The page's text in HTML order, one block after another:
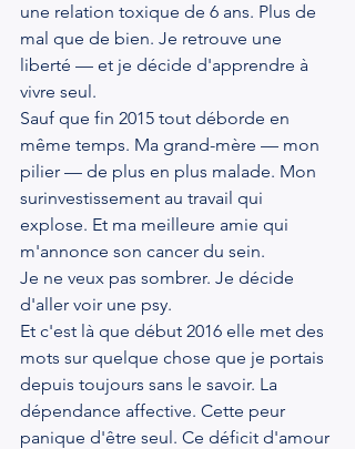
une relation toxique de 6 ans. Plus de
mal que de bien. Je retrouve une
liberté — et je décide d'apprendre à
vivre seul.
Sauf que fin 2015 tout déborde en
même temps. Ma grand-mère — mon
pilier — de plus en plus malade. Mon
surinvestissement au travail qui
explose. Et ma meilleure amie qui
m'annonce son cancer du sein.
Je ne veux pas sombrer. Je décide
d'aller voir une psy.
Et c'est là que début 2016 elle met des
mots sur quelque chose que je portais
depuis toujours sans le savoir. La
dépendance affective. Cette peur
panique d'être seul. Ce déficit d'amour